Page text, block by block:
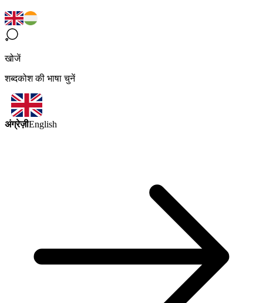
खोजें
शब्दकोश की भाषा चुनें
अंग्रेज़ीEnglish